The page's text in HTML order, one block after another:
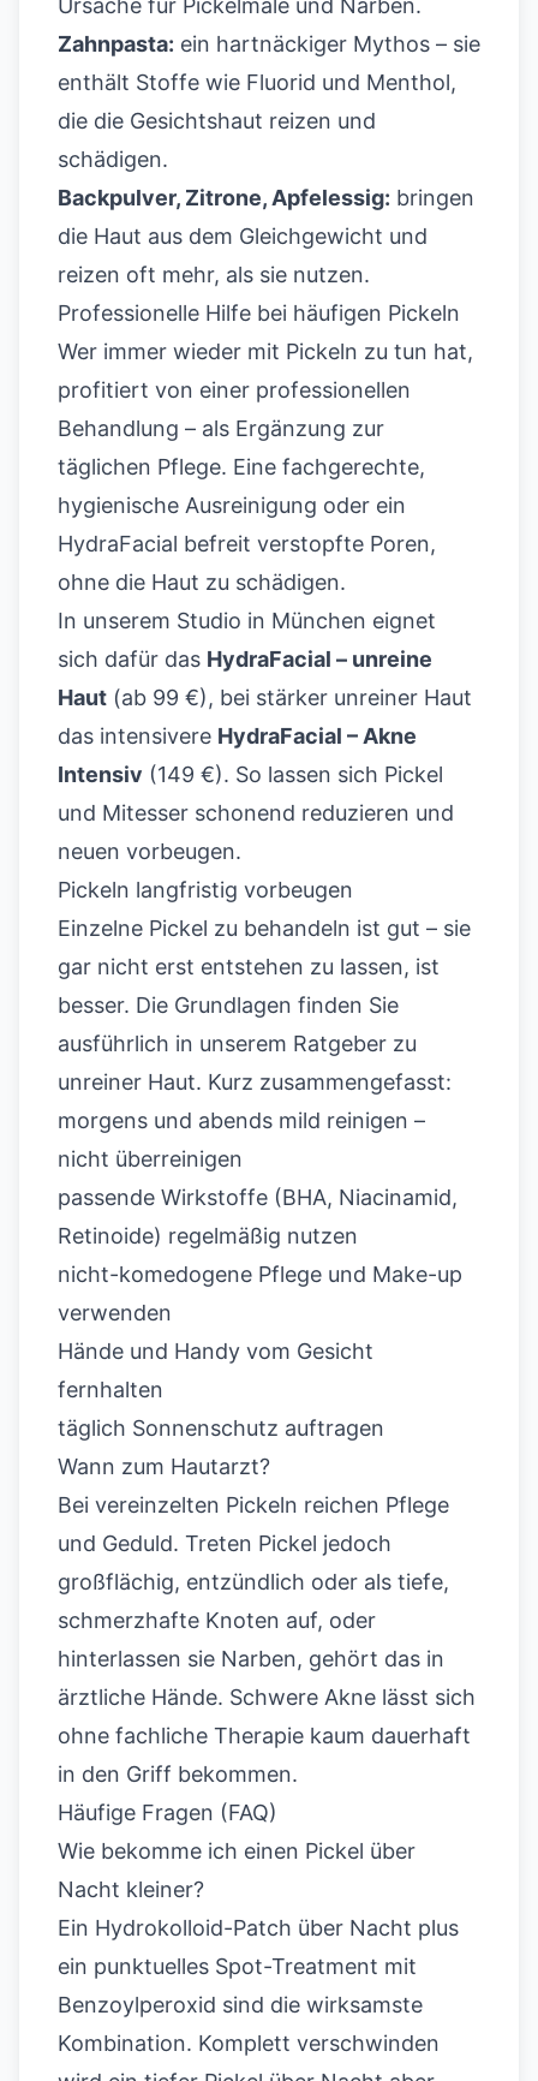
Ursache für Pickelmale und Narben.
Zahnpasta: ein hartnäckiger Mythos – sie
enthält Stoffe wie Fluorid und Menthol,
die die Gesichtshaut reizen und
schädigen.
Backpulver, Zitrone, Apfelessig: bringen
die Haut aus dem Gleichgewicht und
reizen oft mehr, als sie nutzen.
Professionelle Hilfe bei häufigen Pickeln
Wer immer wieder mit Pickeln zu tun hat,
profitiert von einer professionellen
Behandlung – als Ergänzung zur
täglichen Pflege. Eine fachgerechte,
hygienische Ausreinigung oder ein
HydraFacial befreit verstopfte Poren,
ohne die Haut zu schädigen.
In unserem Studio in München eignet
sich dafür das HydraFacial – unreine
Haut (ab 99 €), bei stärker unreiner Haut
das intensivere HydraFacial – Akne
Intensiv (149 €). So lassen sich Pickel
und Mitesser schonend reduzieren und
neuen vorbeugen.
Pickeln langfristig vorbeugen
Einzelne Pickel zu behandeln ist gut – sie
gar nicht erst entstehen zu lassen, ist
besser. Die Grundlagen finden Sie
ausführlich in unserem Ratgeber zu
unreiner Haut. Kurz zusammengefasst:
morgens und abends mild reinigen –
nicht überreinigen
passende Wirkstoffe (BHA, Niacinamid,
Retinoide) regelmäßig nutzen
nicht-komedogene Pflege und Make-up
verwenden
Hände und Handy vom Gesicht
fernhalten
täglich Sonnenschutz auftragen
Wann zum Hautarzt?
Bei vereinzelten Pickeln reichen Pflege
und Geduld. Treten Pickel jedoch
großflächig, entzündlich oder als tiefe,
schmerzhafte Knoten auf, oder
hinterlassen sie Narben, gehört das in
ärztliche Hände. Schwere Akne lässt sich
ohne fachliche Therapie kaum dauerhaft
in den Griff bekommen.
Häufige Fragen (FAQ)
Wie bekomme ich einen Pickel über
Nacht kleiner?
Ein Hydrokolloid-Patch über Nacht plus
ein punktuelles Spot-Treatment mit
Benzoylperoxid sind die wirksamste
Kombination. Komplett verschwinden